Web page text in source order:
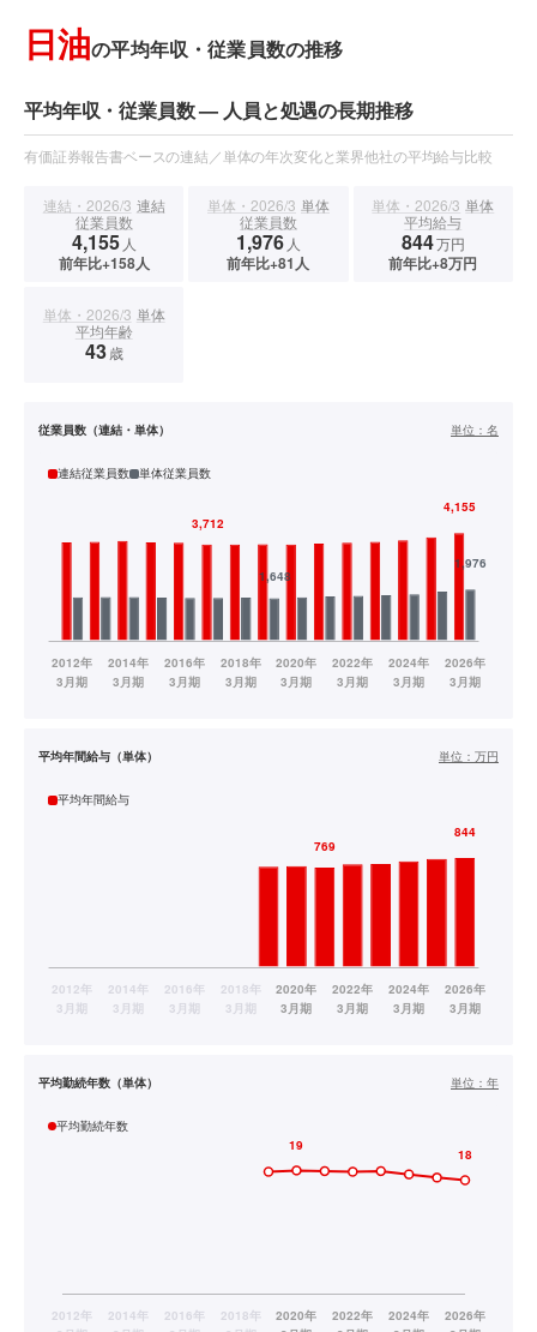
日油の平均年収・従業員数の推移
平均年収・従業員数 — 人員と処遇の長期推移
有価証券報告書ベースの連結／単体の年次変化と業界他社の平均給与比較
連結・2026/3 連結
従業員数
4,155 人
前年比+158人
単体・2026/3 単体
従業員数
1,976 人
前年比+81人
単体・2026/3 単体
平均給与
844万円
前年比+8万円
単体・2026/3 単体
平均年齢
43歳
従業員数（連結・単体） 単位： 名
連結従業員数 単体従業員数
平均年間給与（単体） 単位： 万円
平均年間給与
平均勤続年数（単体） 単位： 年
平均勤続年数